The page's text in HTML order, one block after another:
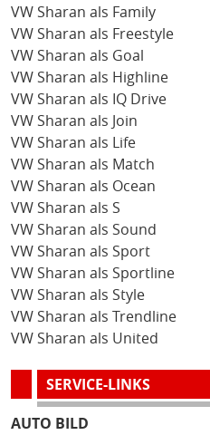
VW Sharan als Family
VW Sharan als Freestyle
VW Sharan als Goal
VW Sharan als Highline
VW Sharan als IQ Drive
VW Sharan als Join
VW Sharan als Life
VW Sharan als Match
VW Sharan als Ocean
VW Sharan als S
VW Sharan als Sound
VW Sharan als Sport
VW Sharan als Sportline
VW Sharan als Style
VW Sharan als Trendline
VW Sharan als United
SERVICE-LINKS
AUTO BILD